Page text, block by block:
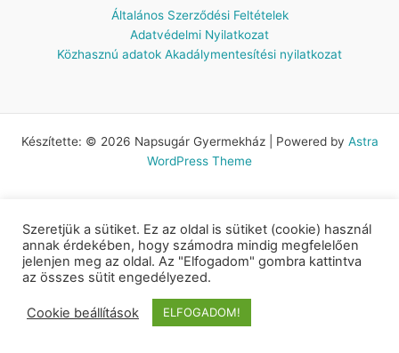
Általános Szerződési Feltételek
Adatvédelmi Nyilatkozat
Közhasznú adatok Akadálymentesítési nyilatkozat
Készítette: © 2026 Napsugár Gyermekház | Powered by Astra
WordPress Theme
Szeretjük a sütiket. Ez az oldal is sütiket (cookie) használ
annak érdekében, hogy számodra mindig megfelelően
jelenjen meg az oldal. Az "Elfogadom" gombra kattintva
az összes sütit engedélyezed.
Cookie beállítások ELFOGADOM!